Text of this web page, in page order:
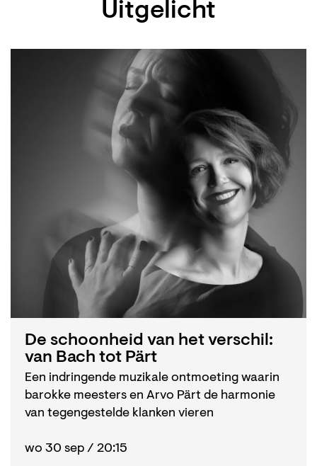
Uitgelicht
De schoonheid van het verschil:
van Bach tot Pärt
Een indringende muzikale ontmoeting waarin
barokke meesters en Arvo Pärt de harmonie
van tegengestelde klanken vieren
wo 30 sep / 20:15